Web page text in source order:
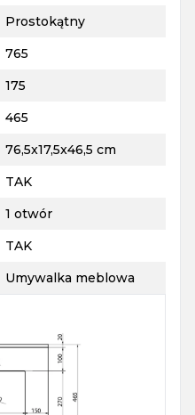
Prostokątny
765
175
465
76,5x17,5x46,5 cm
TAK
1 otwór
TAK
Umywalka meblowa